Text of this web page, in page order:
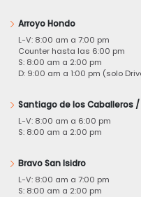
Arroyo Hondo
L-V: 8:00 am a 7:00 pm
Counter hasta las 6:00 pm
S: 8:00 am a 2:00 pm
D: 9:00 am a 1:00 pm (solo
Santiago de los Caballeros /
L-V: 8:00 am a 6:00 pm
S: 8:00 am a 2:00 pm
Bravo San Isidro
L-V: 8:00 am a 7:00 pm
S: 8:00 am a 2:00 pm